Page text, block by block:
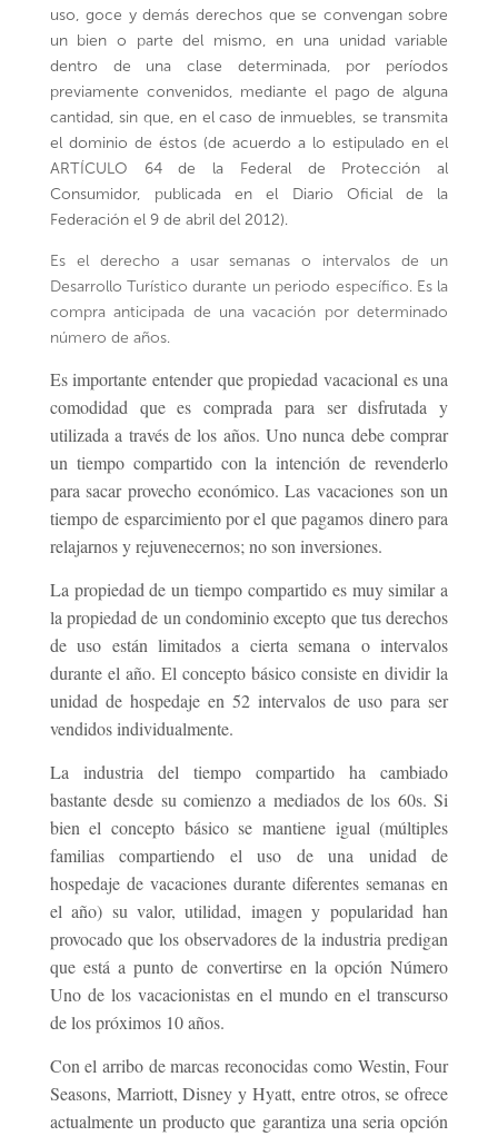
uso, goce y demás derechos que se convengan sobre
un bien o parte del mismo, en una unidad variable
dentro de una clase determinada, por períodos
previamente convenidos, mediante el pago de alguna
cantidad, sin que, en el caso de inmuebles, se transmita
el dominio de éstos (de acuerdo a lo estipulado en el
ARTÍCULO 64 de la Federal de Protección al
Consumidor, publicada en el Diario Oficial de la
Federación el 9 de abril del 2012).
Es el derecho a usar semanas o intervalos de un
Desarrollo Turístico durante un periodo específico. Es la
compra anticipada de una vacación por determinado
número de años.
Es importante entender que propiedad vacacional es una
comodidad que es comprada para ser disfrutada y
utilizada a través de los años. Uno nunca debe comprar
un tiempo compartido con la intención de revenderlo
para sacar provecho económico. Las vacaciones son un
tiempo de esparcimiento por el que pagamos dinero para
relajarnos y rejuvenecernos; no son inversiones.
La propiedad de un tiempo compartido es muy similar a
la propiedad de un condominio excepto que tus derechos
de uso están limitados a cierta semana o intervalos
durante el año. El concepto básico consiste en dividir la
unidad de hospedaje en 52 intervalos de uso para ser
vendidos individualmente.
La industria del tiempo compartido ha cambiado
bastante desde su comienzo a mediados de los 60s. Si
bien el concepto básico se mantiene igual (múltiples
familias compartiendo el uso de una unidad de
hospedaje de vacaciones durante diferentes semanas en
el año) su valor, utilidad, imagen y popularidad han
provocado que los observadores de la industria predigan
que está a punto de convertirse en la opción Número
Uno de los vacacionistas en el mundo en el transcurso
de los próximos 10 años.
Con el arribo de marcas reconocidas como Westin, Four
Seasons, Marriott, Disney y Hyatt, entre otros, se ofrece
actualmente un producto que garantiza una seria opción